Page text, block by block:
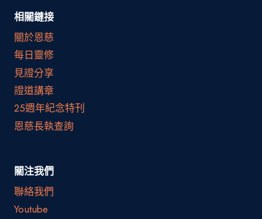
相關鏈接
關於恩慈
每日靈修
見證分享
證道講章
25週年紀念特刊
恩慈長執查詢
關注我們
聯絡我們
Youtube